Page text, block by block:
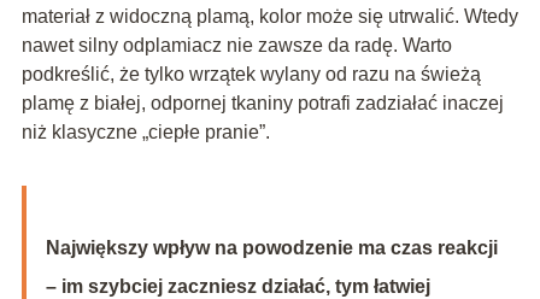
materiał z widoczną plamą, kolor może się utrwalić. Wtedy
nawet silny odplamiacz nie zawsze da radę. Warto
podkreślić, że tylko wrzątek wylany od razu na świeżą
plamę z białej, odpornej tkaniny potrafi zadziałać inaczej
niż klasyczne „ciepłe pranie”.
Największy wpływ na powodzenie ma czas reakcji
– im szybciej zaczniesz działać, tym łatwiej